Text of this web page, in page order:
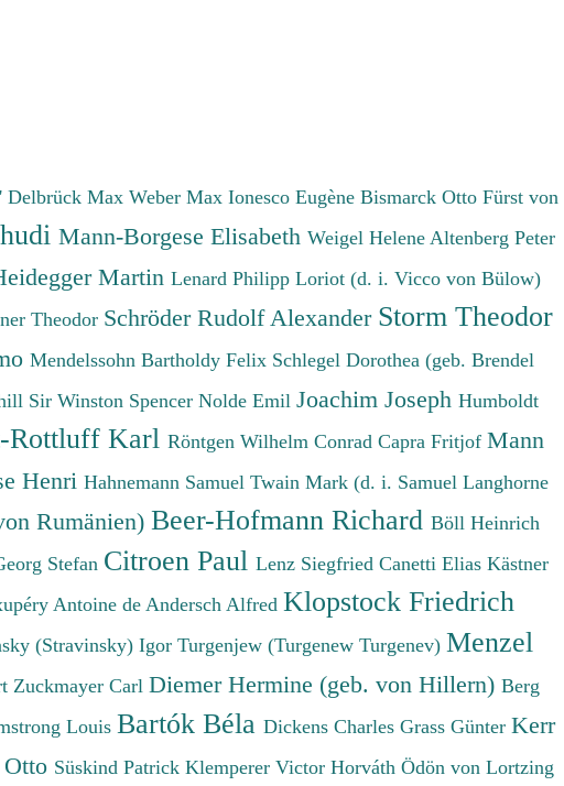
Delbrück MaxWeber MaxIonesco EugèneBismarck Otto Fürst von
Mann-Borgese Elisabeth Weigel Helene Altenberg Peter
Martin Lenard Philipp Loriot (d. i. Vicco von Bülow)
Theodor Schröder Rudolf Alexander Storm Theodor
Mendelssohn Bartholdy Felix Schlegel Dorothea (geb. Brendel
Sir Winston Spencer Nolde Emil Joachim Joseph Humboldt
Rottluff Karl Röntgen Wilhelm Conrad Capra Fritjof Mann
Henri Hahnemann Samuel Twain Mark (d. i. Samuel Langhorne
Rumänien) Beer-Hofmann Richard Böll Heinrich
Stefan Citroen Paul Lenz Siegfried Canetti Elias Kästner
Antoine de Andersch Alfred Klopstock Friedrich
(Stravinsky) Igor Turgenjew (Turgenew Turgenev) Menzel
Zuckmayer Carl Diemer Hermine (geb. von Hillern) Berg
Louis Bartók Béla Dickens Charles Grass Günter Kerr
Süskind Patrick Klemperer Victor Horváth Ödön von Lortzing